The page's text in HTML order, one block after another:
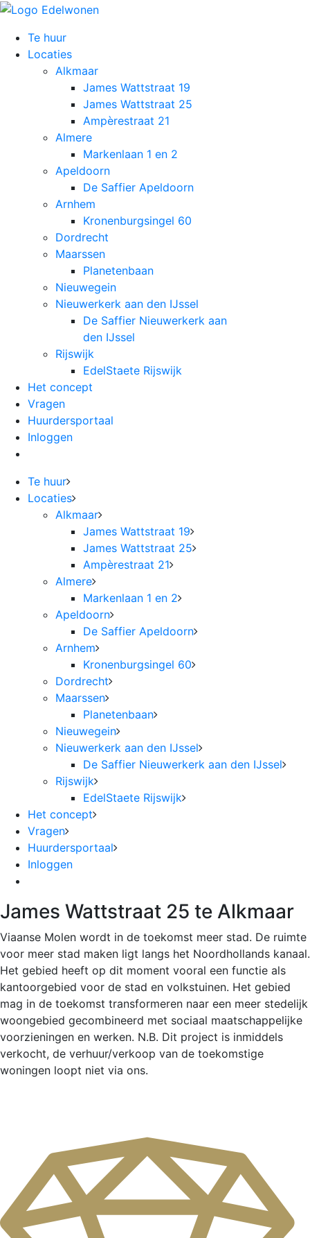
Te huur
Locaties
Alkmaar
James Wattstraat 19
James Wattstraat 25
Ampèrestraat 21
Almere
Markenlaan 1 en 2
Apeldoorn
De Saffier Apeldoorn
Arnhem
Kronenburgsingel 60
Dordrecht
Maarssen
Planetenbaan
Nieuwegein
Nieuwerkerk aan den IJssel
De Saffier Nieuwerkerk aan
den IJssel
Rijswijk
EdelStaete Rijswijk
Het concept
Vragen
Huurdersportaal
Inloggen
Te huur
Locaties
Alkmaar
James Wattstraat 19
James Wattstraat 25
Ampèrestraat 21
Almere
Markenlaan 1 en 2
Apeldoorn
De Saffier Apeldoorn
Arnhem
Kronenburgsingel 60
Dordrecht
Maarssen
Planetenbaan
Nieuwegein
Nieuwerkerk aan den IJssel
De Saffier Nieuwerkerk aan den IJssel
Rijswijk
EdelStaete Rijswijk
Het concept
Vragen
Huurdersportaal
Inloggen
James Wattstraat 25 te Alkmaar
Viaanse Molen wordt in de toekomst meer stad. De ruimte
voor meer stad maken ligt langs het Noordhollands kanaal.
Het gebied heeft op dit moment vooral een functie als
kantoorgebied voor de stad en volkstuinen. Het gebied
mag in de toekomst transformeren naar een meer stedelijk
woongebied gecombineerd met sociaal maatschappelijke
voorzieningen en werken. N.B. Dit project is inmiddels
verkocht, de verhuur/verkoop van de toekomstige
woningen loopt niet via ons.